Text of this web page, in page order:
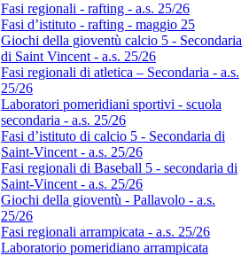
Fasi regionali - rafting - a.s. 25/26
Fasi d’istituto - rafting - maggio 25
Giochi della gioventù calcio 5 - Secondaria
di Saint Vincent - a.s. 25/26
Fasi regionali di atletica – Secondaria - a.s.
25/26
Laboratori pomeridiani sportivi - scuola
secondaria - a.s. 25/26
Fasi d’istituto di calcio 5 - Secondaria di
Saint-Vincent - a.s. 25/26
Fasi regionali di Baseball 5 - secondaria di
Saint-Vincent - a.s. 25/26
Giochi della gioventù - Pallavolo - a.s.
25/26
Fasi regionali arrampicata - a.s. 25/26
Laboratorio pomeridiano arrampicata